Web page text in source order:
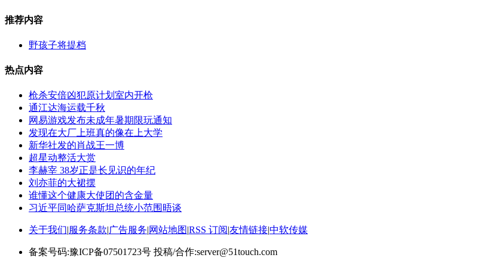
推荐内容
野孩子将提档
热点内容
枪杀安倍凶犯原计划室内开枪
通江达海运载千秋
网易游戏发布未成年暑期限玩通知
发现在大厂上班真的像在上大学
新华社发的肖战王一博
超星动整活大赏
李赫宰 38岁正是长见识的年纪
刘亦菲的大裙摆
谁懂这个健康大使团的含金量
习近平同哈萨克斯坦总统小范围晤谈
关于我们|服务条款|广告服务|网站地图|RSS 订阅|友情链接|中软传媒
备案号码:豫ICP备07501723号 投稿/合作:server@51touch.com